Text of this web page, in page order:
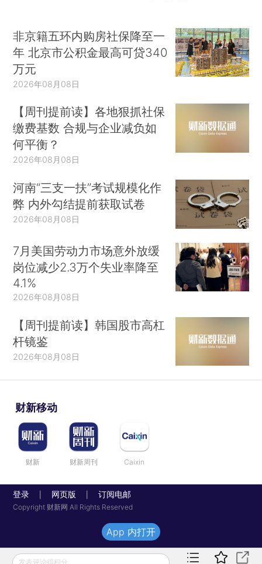
非京籍五环内购房社保降至一
年 北京市公积金最高可贷340
万元
2026年08月08日
【周刊提前读】各地狠抓社保
缴费基数 合规与企业减负如
何平衡？
2026年08月08日
河南“三支一扶”考试规模化作
弊 内外勾结提前获取试卷
2026年08月08日
7月美国劳动力市场意外放缓
岗位减少2.3万个失业率降至
4.1%
2026年08月08日
【周刊提前读】韩国股市高杠
杆镜鉴
2026年08月08日
财新移动
财新 财新周刊 Caixin
登录 网页版 订阅电邮
Copyright 财新网 All Rights Reserved
发表评论得积分
App 内打开